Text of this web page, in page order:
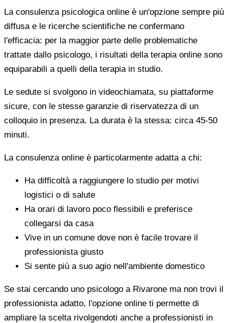
La consulenza psicologica online è un'opzione sempre più
diffusa e le ricerche scientifiche ne confermano
l'efficacia: per la maggior parte delle problematiche
trattate dallo psicologo, i risultati della terapia online sono
equiparabili a quelli della terapia in studio.
Le sedute si svolgono in videochiamata, su piattaforme
sicure, con le stesse garanzie di riservatezza di un
colloquio in presenza. La durata è la stessa: circa 45-50
minuti.
La consulenza online è particolarmente adatta a chi:
Ha difficoltà a raggiungere lo studio per motivi
logistici o di salute
Ha orari di lavoro poco flessibili e preferisce
collegarsi da casa
Vive in un comune dove non è facile trovare il
professionista giusto
Si sente più a suo agio nell'ambiente domestico
Se stai cercando uno psicologo a Rivarone ma non trovi il
professionista adatto, l'opzione online ti permette di
ampliare la scelta rivolgendoti anche a professionisti in